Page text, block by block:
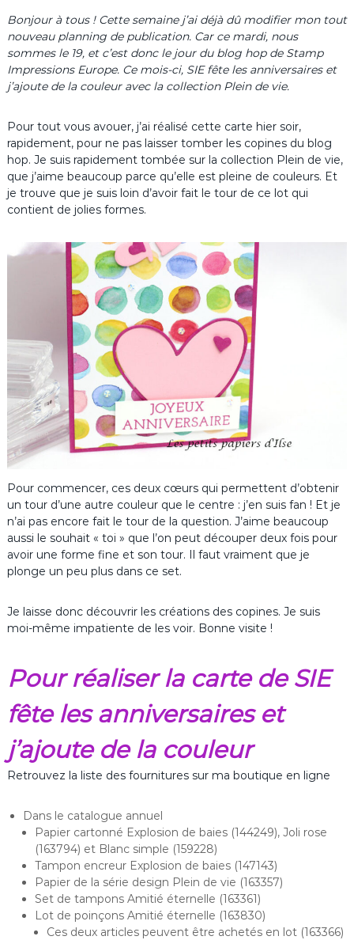
Bonjour à tous ! Cette semaine j’ai déjà dû modifier mon tout
nouveau planning de publication. Car ce mardi, nous
sommes le 19, et c’est donc le jour du blog hop de Stamp
Impressions Europe. Ce mois-ci, SIE fête les anniversaires et
j’ajoute de la couleur avec la collection Plein de vie.
Pour tout vous avouer, j’ai réalisé cette carte hier soir,
rapidement, pour ne pas laisser tomber les copines du blog
hop. Je suis rapidement tombée sur la collection Plein de vie,
que j’aime beaucoup parce qu’elle est pleine de couleurs. Et
je trouve que je suis loin d’avoir fait le tour de ce lot qui
contient de jolies formes.
Pour commencer, ces deux cœurs qui permettent d’obtenir
un tour d’une autre couleur que le centre : j’en suis fan ! Et je
n’ai pas encore fait le tour de la question. J’aime beaucoup
aussi le souhait « toi » que l’on peut découper deux fois pour
avoir une forme fine et son tour. Il faut vraiment que je
plonge un peu plus dans ce set.
Je laisse donc découvrir les créations des copines. Je suis
moi-même impatiente de les voir. Bonne visite !
Pour réaliser la carte de SIE
fête les anniversaires et
j’ajoute de la couleur
Retrouvez la liste des fournitures sur ma boutique en ligne
Dans le catalogue annuel
Papier cartonné Explosion de baies (144249), Joli rose
(163794) et Blanc simple (159228)
Tampon encreur Explosion de baies (147143)
Papier de la série design Plein de vie (163357)
Set de tampons Amitié éternelle (163361)
Lot de poinçons Amitié éternelle (163830)
Ces deux articles peuvent être achetés en lot (163366)